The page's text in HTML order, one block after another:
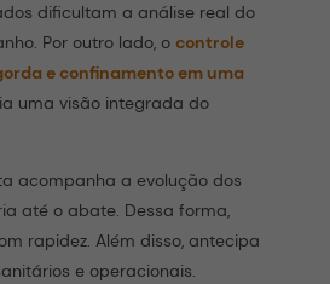
dificultam a análise real do
Por outro lado, ocontrole
econfinamentoem uma
uma visão integrada do
acompanha a evolução dos
até o abate. Dessa forma,
rapidez. Além disso, antecipa
e operacionais.